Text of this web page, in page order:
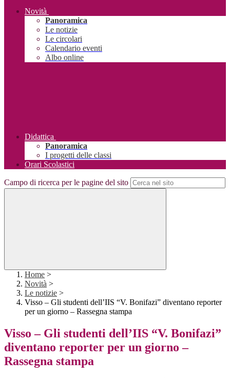
Novità
Panoramica
Le notizie
Le circolari
Calendario eventi
Albo online
Didattica
Panoramica
I progetti delle classi
Orari Scolastici
Campo di ricerca per le pagine del sito
Home >
Novità >
Le notizie >
Visso – Gli studenti dell’IIS “V. Bonifazi” diventano reporter
per un giorno – Rassegna stampa
Visso – Gli studenti dell’IIS “V. Bonifazi”
diventano reporter per un giorno –
Rassegna stampa